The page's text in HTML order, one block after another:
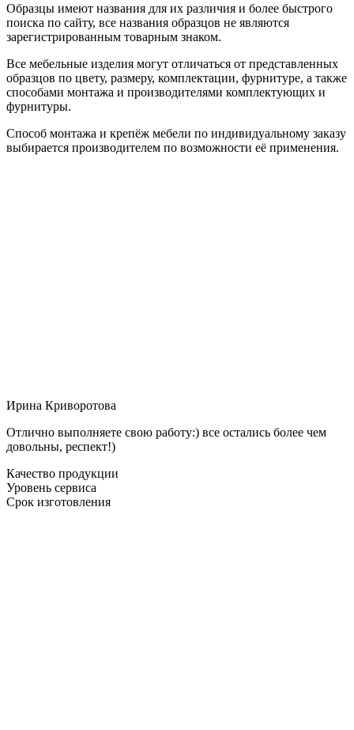
Образцы имеют названия для их различия и более быстрого
поиска по сайту, все названия образцов не являются
зарегистрированным товарным знаком.
Все мебельные изделия могут отличаться от представленных
образцов по цвету, размеру, комплектации, фурнитуре, а также
способами монтажа и производителями комплектующих и
фурнитуры.
Способ монтажа и крепёж мебели по индивидуальному заказу
выбирается производителем по возможности её применения.
Ирина Криворотова
Отлично выполняете свою работу:) все остались более чем
довольны, респект!)
Качество продукции
Уровень сервиса
Срок изготовления